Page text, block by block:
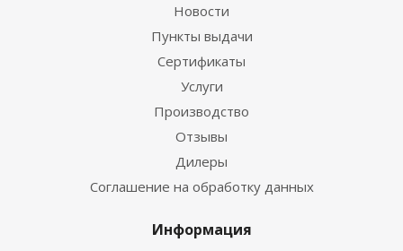
Новости
Пункты выдачи
Сертификаты
Услуги
Производство
Отзывы
Дилеры
Соглашение на обработку данных
Информация